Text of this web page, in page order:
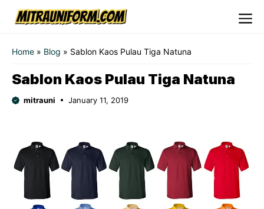
Skip
Home » Blog » Sablon Kaos Pulau Tiga Natuna
Sablon Kaos Pulau Tiga Natuna
mitrauni January 11, 2019